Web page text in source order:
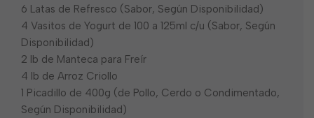
6 Latas de Refresco (Sabor, Según Disponibilidad)
4 Vasitos de Yogurt de 100 a 125ml c/u (Sabor, Según
Disponibilidad)
2 lb de Manteca para Freír
4 lb de Arroz Criollo
1 Picadillo de 400g (de Pollo, Cerdo o Condimentado,
Según Disponibilidad)